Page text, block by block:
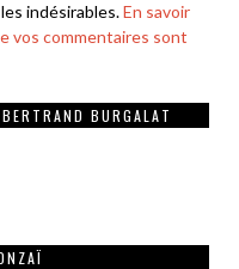
indésirables.En savoir
vos commentaires sont
BURGALAT